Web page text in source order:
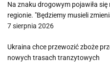
Na znaku drogowym pojawiła
regionie. "Będziemy musieli
7 sierpnia 2026
Ukraina chce przewozić zboże
nowych trasach tranzytowych